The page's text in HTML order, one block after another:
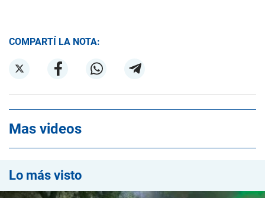
COMPARTÍ LA NOTA:
Mas videos
Lo más visto